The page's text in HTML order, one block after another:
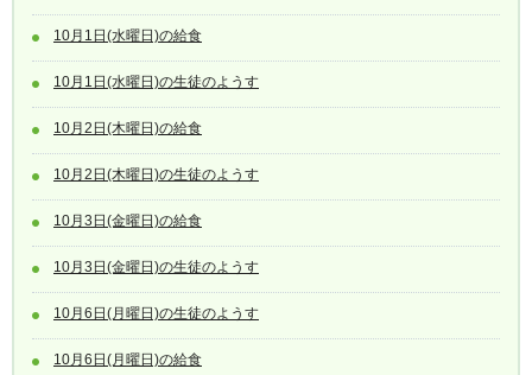
10月1日(水曜日)の給食
10月1日(水曜日)の生徒のようす
10月2日(木曜日)の給食
10月2日(木曜日)の生徒のようす
10月3日(金曜日)の給食
10月3日(金曜日)の生徒のようす
10月6日(月曜日)の生徒のようす
10月6日(月曜日)の給食